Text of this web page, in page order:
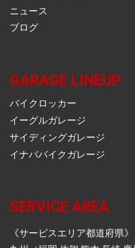
ニュース
ブログ
GARAGE LINEUP
バイクロッカー
イーグルガレージ
サイディングガレージ
イナババイクガレージ
SERVICE AREA
《サービスエリア都道府県》